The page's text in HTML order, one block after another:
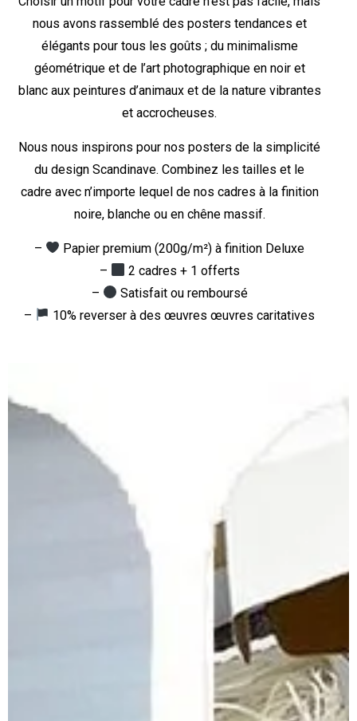
nous avons rassemblé des posters tendances et
élégants pour tous les goûts ; du minimalisme
géométrique et de l’art photographique en noir et
blanc aux peintures d’animaux et de la nature vibrantes
et accrocheuses.
Nous nous inspirons pour nos posters de la simplicité
du design Scandinave. Combinez les tailles et le
cadre avec n’importe lequel de nos cadres à la finition
noire, blanche ou en chêne massif.
–
Papier premium (200g/m²) à finition Deluxe
–
2 cadres + 1 offerts
–
Satisfait ou remboursé
–
10% reverser à des œuvres œuvres caritatives